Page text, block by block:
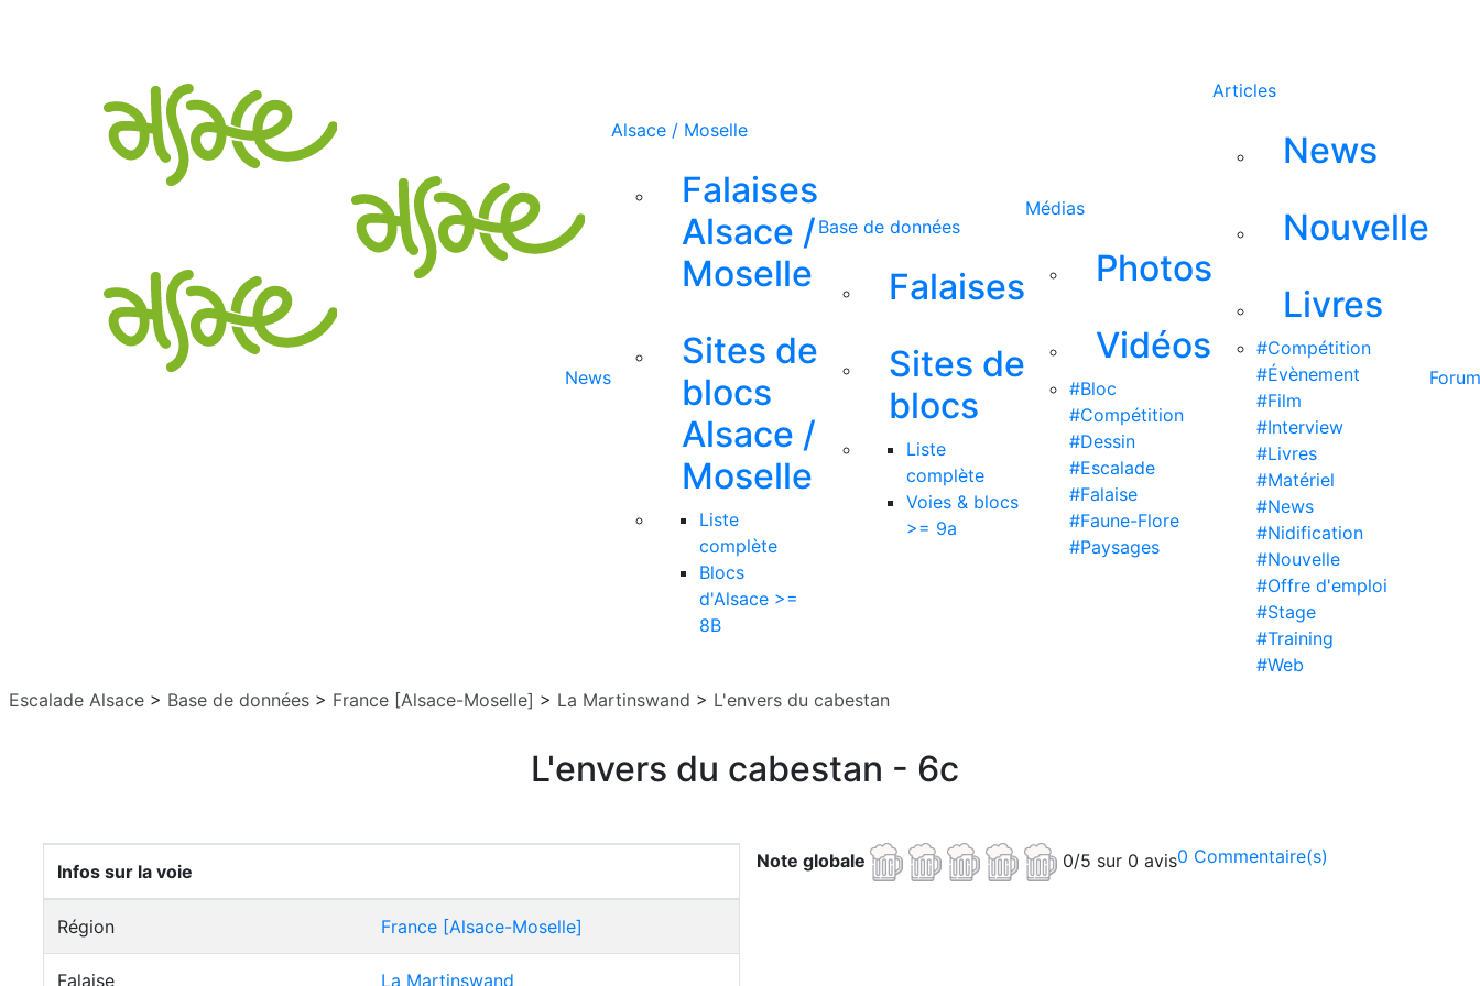
News
Alsace / Moselle
Falaises
Alsace /
Moselle
Sites de
blocs
Alsace /
Moselle
Liste
complète
Blocs
d'Alsace >=
8B
Base de données
Falaises
Sites de
blocs
Liste
complète
Voies & blocs
>= 9a
Médias
Photos
Vidéos
#Bloc
#Compétition
#Dessin
#Escalade
#Falaise
#Faune-Flore
#Paysages
Articles
News
Nouvelle
Livres
#Compétition
#Évènement
#Film
#Interview
#Livres
#Matériel
#News
#Nidification
#Nouvelle
#Offre d'emploi
#Stage
#Training
#Web
Forum
Escalade Alsace > Base de données > France [Alsace-Moselle] > La Martinswand > L'envers du cabestan
L'envers du cabestan - 6c
Infos sur la voie
Région France [Alsace-Moselle]
Falaise La Martinswand
0 Commentaire(s)
Note globale 0/5 sur 0 avis